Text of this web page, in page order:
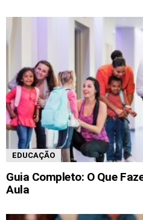
EDUCAÇÃO
Guia Completo: O Que
Aula